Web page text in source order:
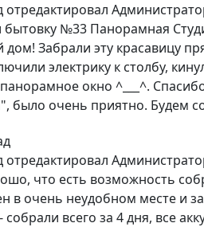
отредактировал
№33 Панорамная
дом! Забрали эту красавицу
электрику к столбу,
окно ^___^.
было очень приятно. Будем
отредактировал
что есть возможность
в очень неудобном месте и
всего за 4 дня, все